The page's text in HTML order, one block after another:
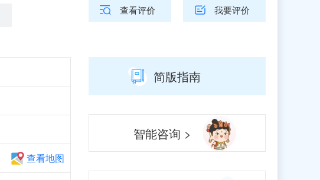
查看评价 我要评价
查看地图
简版指南
智能咨询 >